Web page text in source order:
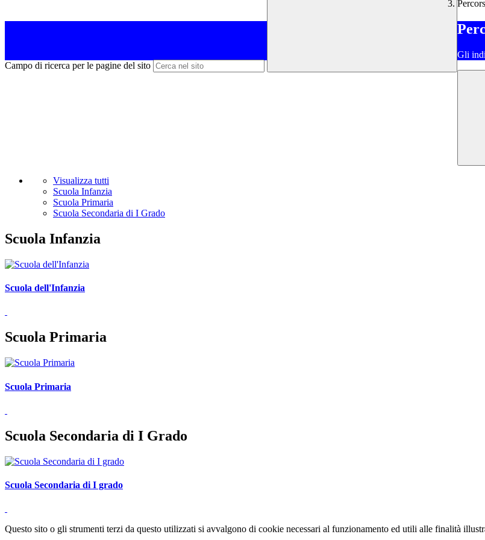
Campo di ricerca per le pagine del sito
Gli
Visualizza tutti
Scuola Infanzia
Scuola Primaria
Scuola Secondaria di I Grado
Scuola Infanzia
Scuola dell'Infanzia
Scuola Primaria
Scuola Primaria
Scuola Secondaria di I Grado
Scuola Secondaria di I grado
Questo sito o gli strumenti terzi da questo utilizzati si avvalgono di cookie necessari al funzionamento ed utili alle finalità